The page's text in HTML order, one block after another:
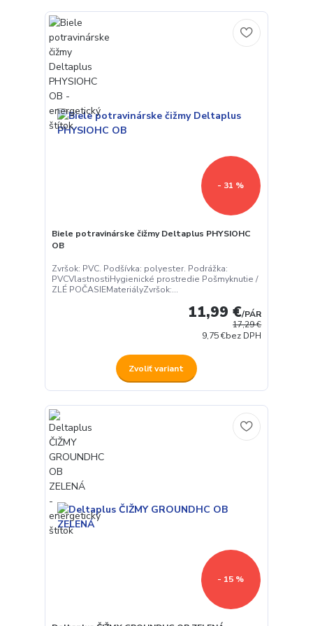
- 31 %
Biele potravinárske čižmy Deltaplus PHYSIOHC
OB
Zvršok: PVC. Podšívka: polyester. Podrážka:
PVCVlastnostiHygienické prostredie Pošmyknutie /
ZLÉ POČASIEMateriályZvršok:...
17,29 €
11,99 €/PÁR
9,75 €bez DPH
Zvoliť variant
- 15 %